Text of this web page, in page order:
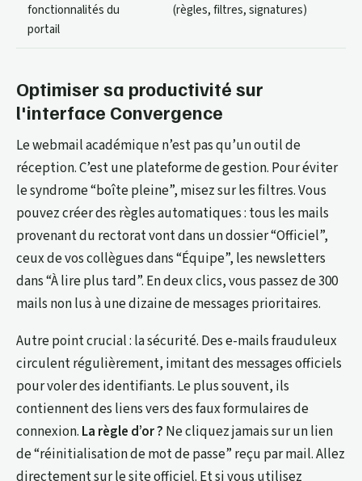
fonctionnalités du
portail
(règles, filtres, signatures)
Optimiser sa productivité sur
l'interface Convergence
Le webmail académique n’est pas qu’un outil de
réception. C’est une plateforme de gestion. Pour éviter
le syndrome “boîte pleine”, misez sur les filtres. Vous
pouvez créer des règles automatiques : tous les mails
provenant du rectorat vont dans un dossier “Officiel”,
ceux de vos collègues dans “Équipe”, les newsletters
dans “À lire plus tard”. En deux clics, vous passez de 300
mails non lus à une dizaine de messages prioritaires.
Autre point crucial : la sécurité. Des e-mails frauduleux
circulent régulièrement, imitant des messages officiels
pour voler des identifiants. Le plus souvent, ils
contiennent des liens vers des faux formulaires de
connexion. La règle d’or ? Ne cliquez jamais sur un lien
de “réinitialisation de mot de passe” reçu par mail. Allez